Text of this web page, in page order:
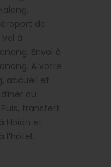
de
à
Envol à
A votre
accueil et
au
transfert
Hoian et
l’hôtel.